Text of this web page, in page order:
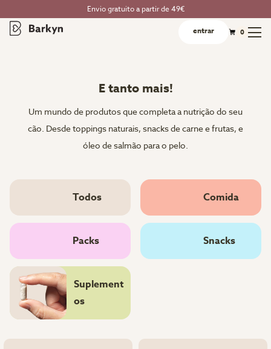
Envio gratuito a partir de 49€
entrar 0
E tanto mais!
Um mundo de produtos que completa a nutrição do seu
cão. Desde toppings naturais, snacks de carne e frutas, e
óleo de salmão para o pelo.
Todos Comida
Packs Snacks
Suplement
os